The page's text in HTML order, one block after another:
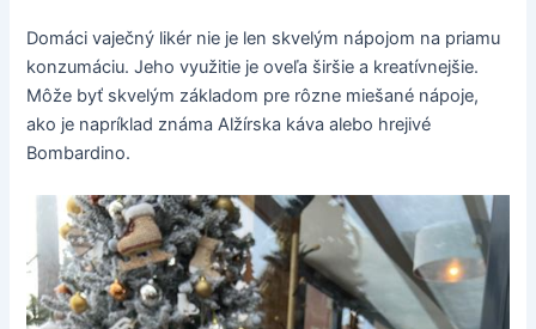
Domáci vaječný likér nie je len skvelým nápojom na priamu
konzumáciu. Jeho využitie je oveľa širšie a kreatívnejšie.
Môže byť skvelým základom pre rôzne miešané nápoje,
ako je napríklad známa Alžírska káva alebo hrejivé
Bombardino.